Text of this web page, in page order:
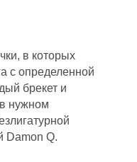
в которых
с определенной
брекет и
нужном
Damon Q.